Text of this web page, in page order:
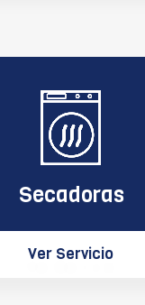
Secadoras
Ver Servicio